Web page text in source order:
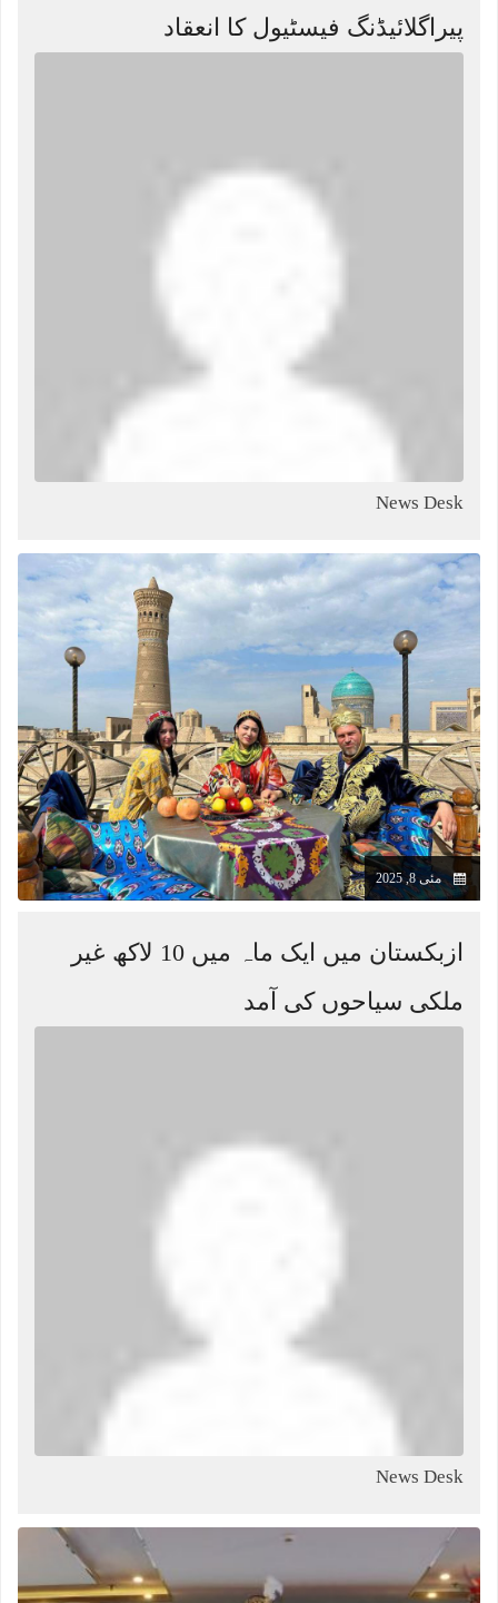
پیراگلائیڈنگ فیسٹیول کا انعقاد
News Desk
مئی 8, 2025
ازبکستان میں ایک ماہ میں 10 لاکھ غیر
ملکی سیاحوں کی آمد
News Desk